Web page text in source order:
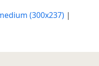
(300x237) |